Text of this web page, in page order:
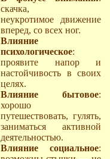
скачка,
неукротимое движение
вперед, со всех ног.
Влияние
психологическое:
проявите напор и
настойчивость в своих
целях.
Влияние бытовое:
хорошо
путешествовать, гулять,
заниматься активной
деятельностью.
Влияние социальное: